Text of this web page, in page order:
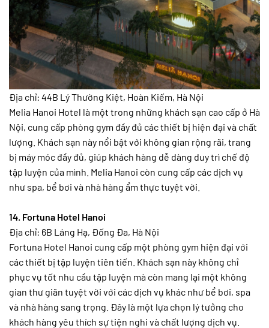
Địa chỉ: 44B Lý Thường Kiệt, Hoàn Kiếm, Hà Nội
Melia Hanoi Hotel là một trong những khách sạn cao cấp ở Hà
Nội, cung cấp phòng gym đầy đủ các thiết bị hiện đại và chất
lượng. Khách sạn này nổi bật với không gian rộng rãi, trang
bị máy móc đầy đủ, giúp khách hàng dễ dàng duy trì chế độ
tập luyện của mình. Melia Hanoi còn cung cấp các dịch vụ
như spa, bể bơi và nhà hàng ẩm thực tuyệt vời.
14. Fortuna Hotel Hanoi
Địa chỉ: 6B Láng Hạ, Đống Đa, Hà Nội
Fortuna Hotel Hanoi cung cấp một phòng gym hiện đại với
các thiết bị tập luyện tiên tiến. Khách sạn này không chỉ
phục vụ tốt nhu cầu tập luyện mà còn mang lại một không
gian thư giãn tuyệt vời với các dịch vụ khác như bể bơi, spa
và nhà hàng sang trọng. Đây là một lựa chọn lý tưởng cho
khách hàng yêu thích sự tiện nghi và chất lượng dịch vụ.